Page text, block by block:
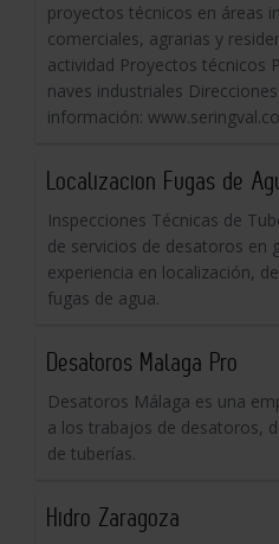
proyectos técnicos en áreas
comerciales, agrarias y
actividad Proyectos técnicos
naves industriales
información:
Localizacion Fugas de
Inspecciones Técnicas de
de servicios de desatoros en
experiencia en localización,
fugas de agua.
Desatoros Malaga Pro
Desatoros Málaga es una
a los trabajos de desatoros,
de tuberías.
Hidro Zaragoza